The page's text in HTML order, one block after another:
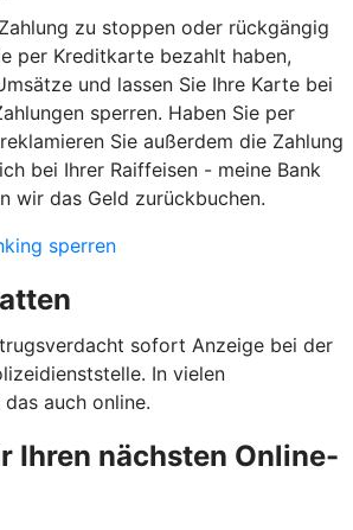
zu stoppen oder rückgängig
per Kreditkarte bezahlt haben,
und lassen Sie Ihre Karte bei
sperren. Haben Sie per
Sie außerdem die Zahlung
bei Ihrer Raiffeisen - meine Bank
wir das Geld zurückbuchen.
sperren
sofort Anzeige bei der
In vielen
auch online.
Ihren nächsten Online-